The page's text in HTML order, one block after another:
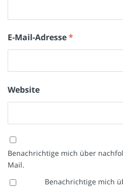
E-Mail-Adresse*
Website
Benachrichtige mich über
Mail.
Benachrichtige mich